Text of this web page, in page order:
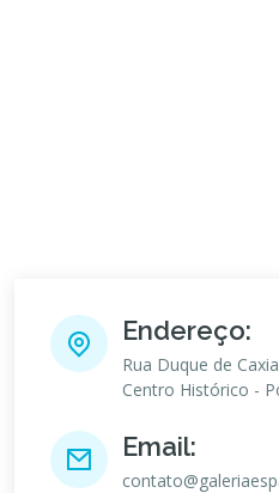
Endereço:
Rua Duque de
Centro Histórico -
Email: